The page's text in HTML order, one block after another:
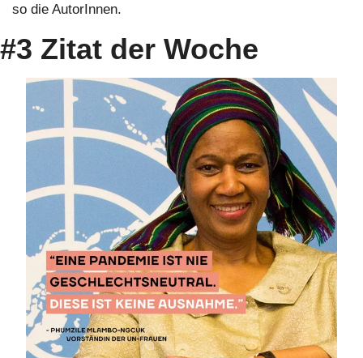
so die AutorInnen.
#3 Zitat der Woche